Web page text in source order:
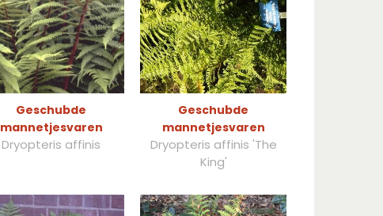
Geschubde
mannetjesvaren
Dryopteris affinis
Geschubde
mannetjesvaren
Dryopteris affinis 'The
King'